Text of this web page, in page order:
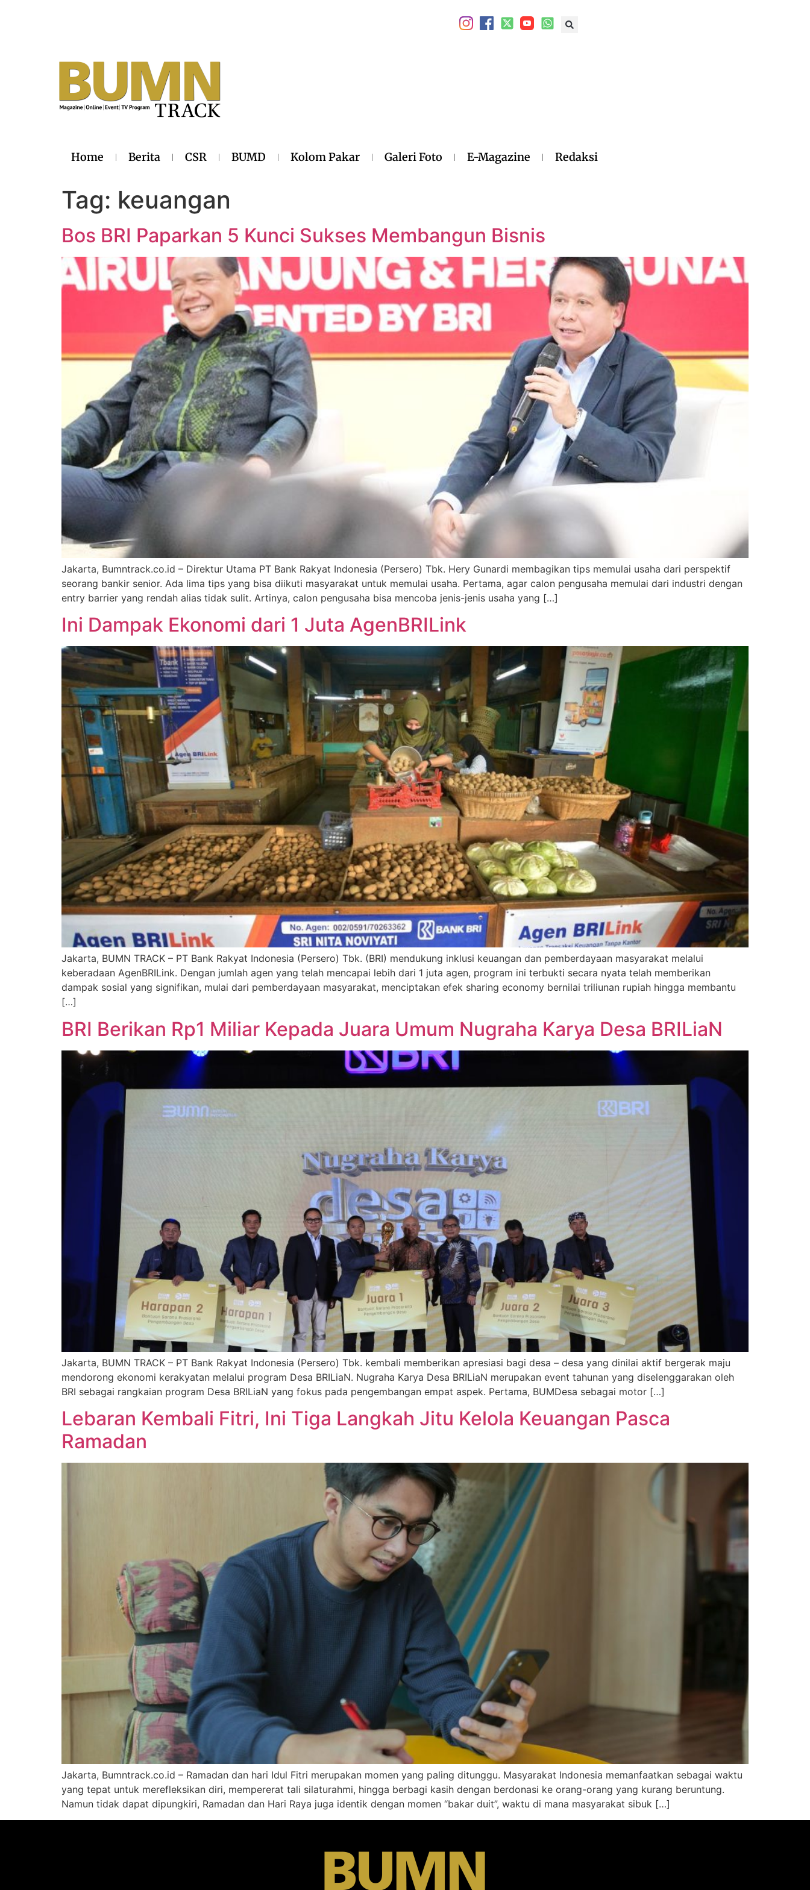
Home Berita CSR BUMD Kolom Pakar Galeri Foto E-Magazine Redaksi
Tag: keuangan
Bos BRI Paparkan 5 Kunci Sukses Membangun Bisnis
Jakarta, Bumntrack.co.id – Direktur Utama PT Bank Rakyat Indonesia (Persero) Tbk. Hery Gunardi membagikan tips memulai usaha dari perspektif
seorang bankir senior. Ada lima tips yang bisa diikuti masyarakat untuk memulai usaha. Pertama, agar calon pengusaha memulai dari industri dengan
entry barrier yang rendah alias tidak sulit. Artinya, calon pengusaha bisa mencoba jenis-jenis usaha yang […]
Ini Dampak Ekonomi dari 1 Juta AgenBRILink
Jakarta, BUMN TRACK – PT Bank Rakyat Indonesia (Persero) Tbk. (BRI) mendukung inklusi keuangan dan pemberdayaan masyarakat melalui
keberadaan AgenBRILink. Dengan jumlah agen yang telah mencapai lebih dari 1 juta agen, program ini terbukti secara nyata telah memberikan
dampak sosial yang signifikan, mulai dari pemberdayaan masyarakat, menciptakan efek sharing economy bernilai triliunan rupiah hingga membantu
[…]
BRI Berikan Rp1 Miliar Kepada Juara Umum Nugraha Karya Desa BRILiaN
Jakarta, BUMN TRACK – PT Bank Rakyat Indonesia (Persero) Tbk. kembali memberikan apresiasi bagi desa – desa yang dinilai aktif bergerak maju
mendorong ekonomi kerakyatan melalui program Desa BRILiaN. Nugraha Karya Desa BRILiaN merupakan event tahunan yang diselenggarakan oleh
BRI sebagai rangkaian program Desa BRILiaN yang fokus pada pengembangan empat aspek. Pertama, BUMDesa sebagai motor […]
Lebaran Kembali Fitri, Ini Tiga Langkah Jitu Kelola Keuangan Pasca
Ramadan
Jakarta, Bumntrack.co.id – Ramadan dan hari Idul Fitri merupakan momen yang paling ditunggu. Masyarakat Indonesia memanfaatkan sebagai waktu
yang tepat untuk merefleksikan diri, mempererat tali silaturahmi, hingga berbagi kasih dengan berdonasi ke orang-orang yang kurang beruntung.
Namun tidak dapat dipungkiri, Ramadan dan Hari Raya juga identik dengan momen “bakar duit”, waktu di mana masyarakat sibuk […]